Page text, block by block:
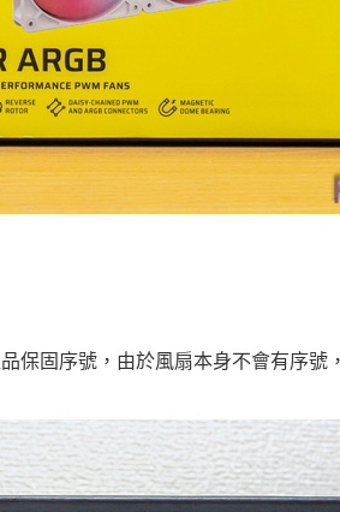
保固序號，由於風扇本身不會有序號